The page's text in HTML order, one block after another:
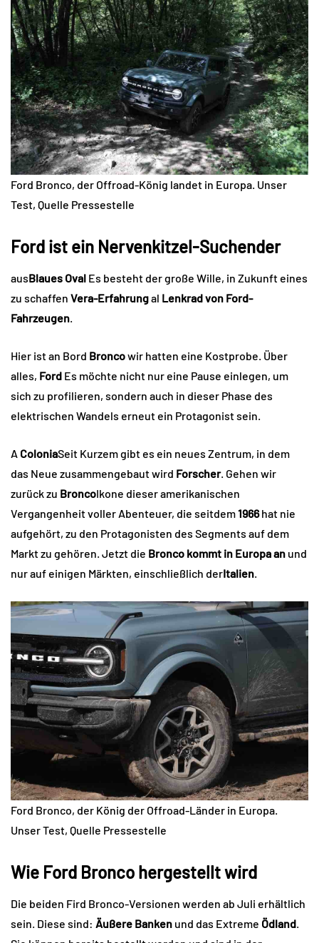
Ford Bronco, der Offroad-König landet in Europa. Unser
Test, Quelle Pressestelle
Ford ist ein Nervenkitzel-Suchender
ausBlaues Oval Es besteht der große Wille, in Zukunft eines
zu schaffen Vera-Erfahrungal Lenkrad von Ford-
Fahrzeugen.
Hier ist an Bord Broncowir hatten eine Kostprobe. Über
alles, Ford Es möchte nicht nur eine Pause einlegen, um
sich zu profilieren, sondern auch in dieser Phase des
elektrischen Wandels erneut ein Protagonist sein.
A ColoniaSeit Kurzem gibt es ein neues Zentrum, in dem
das Neue zusammengebaut wird Forscher. Gehen wir
zurück zu BroncoIkone dieser amerikanischen
Vergangenheit voller Abenteuer, die seitdem1966hat nie
aufgehört, zu den Protagonisten des Segments auf dem
Markt zu gehören. Jetzt die Bronco kommt in Europa an und
nur auf einigen Märkten, einschließlich derItalien.
Ford Bronco, der König der Offroad-Länder in Europa.
Unser Test, Quelle Pressestelle
Wie Ford Bronco hergestellt wird
Die beiden Fird Bronco-Versionen werden ab Juli erhältlich
sein. Diese sind: Äußere Banken und das Extreme Ödland